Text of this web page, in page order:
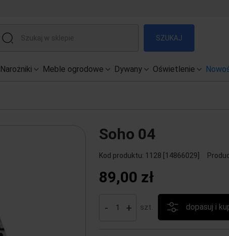
SZUKAJ
Narożniki Meble ogrodowe Dywany Oświetlenie
Soho 04
Kod produktu: 1128 [14866029]
89,00 zł
+
- szt. dopasuj i